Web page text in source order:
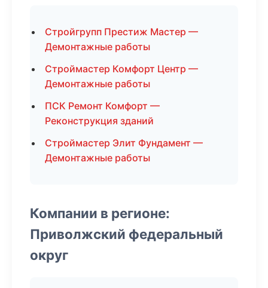
Стройгрупп Престиж Мастер —
Демонтажные работы
Строймастер Комфорт Центр —
Демонтажные работы
ПСК Ремонт Комфорт —
Реконструкция зданий
Строймастер Элит Фундамент —
Демонтажные работы
Компании в регионе:
Приволжский федеральный
округ